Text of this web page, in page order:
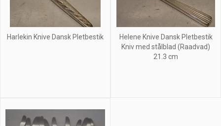
Harlekin Knive Dansk Pletbestik
Helene Knive Dansk Pletbestik
Kniv med stålblad (Raadvad)
21.3 cm